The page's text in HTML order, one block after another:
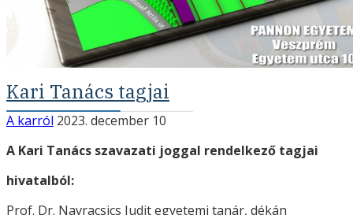
Kari Tanács tagjai
A karról 2023. december 10
A Kari Tanács szavazati joggal rendelkező tagjai
hivatalból:
Prof. Dr. Navracsics Judit egyetemi tanár, dékán